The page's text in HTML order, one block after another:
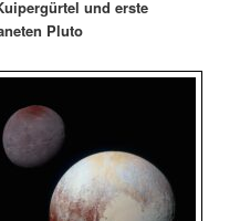
und erste
Pluto